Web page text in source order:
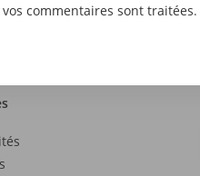
commentaires sont traitées.